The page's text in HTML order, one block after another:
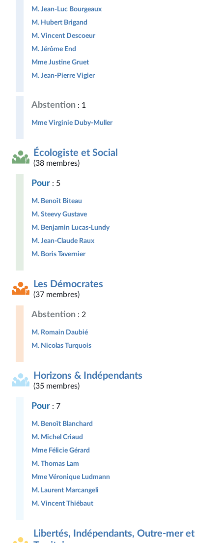
M. Jean-Luc Bourgeaux
M. Hubert Brigand
M. Vincent Descoeur
M. Jérôme End
Mme Justine Gruet
M. Jean-Pierre Vigier
Abstention : 1
Mme Virginie Duby-Muller
Écologiste et Social
(38 membres)
Pour : 5
M. Benoît Biteau
M. Steevy Gustave
M. Benjamin Lucas-Lundy
M. Jean-Claude Raux
M. Boris Tavernier
Les Démocrates
(37 membres)
Abstention : 2
M. Romain Daubié
M. Nicolas Turquois
Horizons & Indépendants
(35 membres)
Pour : 7
M. Benoît Blanchard
M. Michel Criaud
Mme Félicie Gérard
M. Thomas Lam
Mme Véronique Ludmann
M. Laurent Marcangeli
M. Vincent Thiébaut
Libertés, Indépendants, Outre-mer et